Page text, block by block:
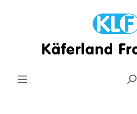
Zum Hauptinhalt springen